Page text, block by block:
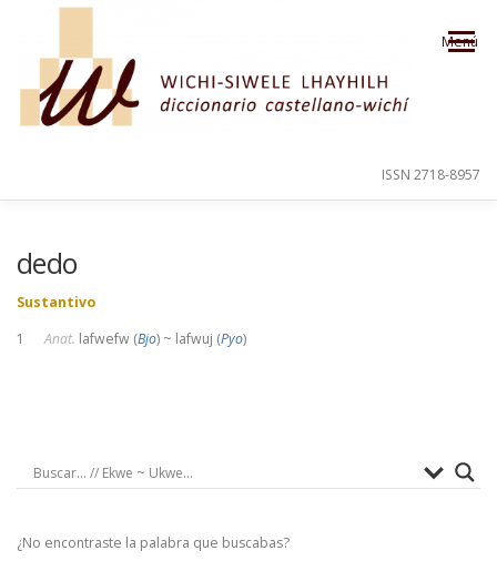
Saltar al contenido
Menú
ISSN 2718-8957
dedo
Sustantivo
1Anat. lafwefw (Bjo) ~ lafwuj (Pyo)
¿No encontraste la palabra que buscabas?